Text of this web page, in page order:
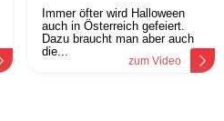
Immer öfter wird Halloween
auch in Österreich gefeiert.
Dazu braucht man aber auch
die...
zum Video